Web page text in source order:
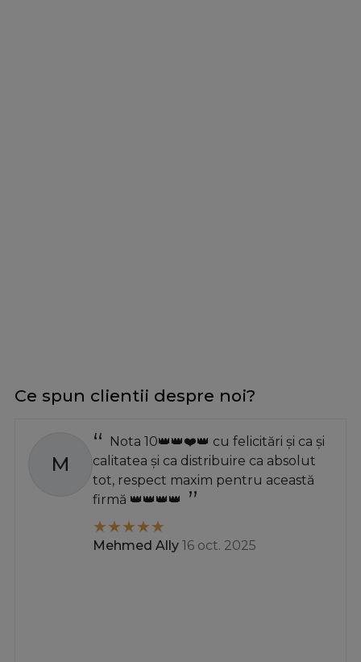
Ce spun clientii despre noi?
M
Nota 10👑👑❤️👑 cu felicitări și ca și
calitatea și ca distribuire ca absolut
tot, respect maxim pentru această
firmă 👑👑👑👑
Mehmed Ally 16 oct. 2025